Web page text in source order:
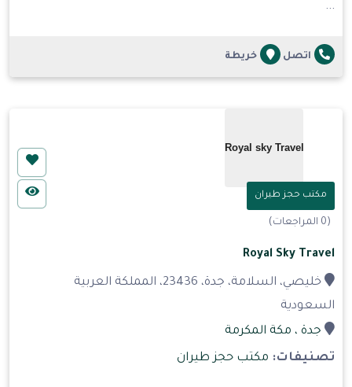
...
اتصل خريطة
مكتب حجز طيران
(0 المراجعات)
Royal Sky Travel
خليصي، السلامة، جدة، 23436، المملكة العربية
السعودية
جدة ، مكة المكرمة
تصنيفات: مكتب حجز طيران